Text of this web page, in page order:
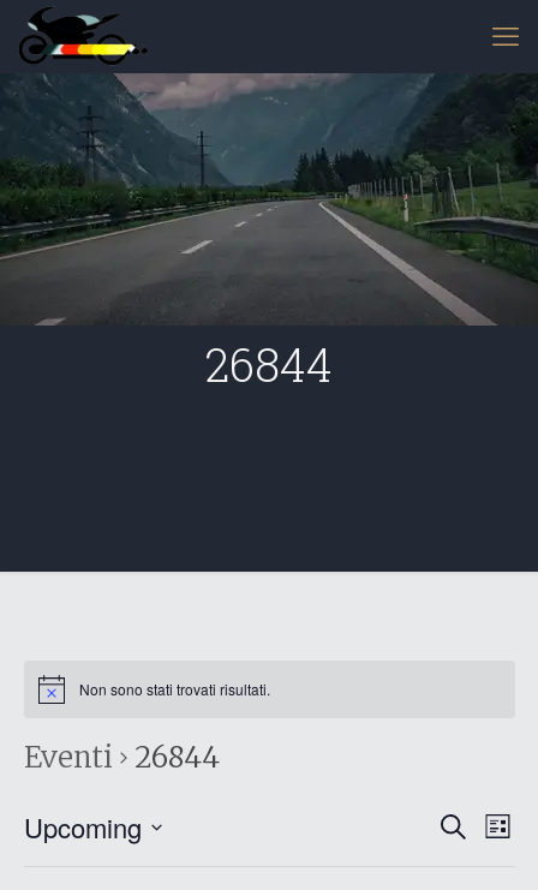
26844
Non sono stati trovati risultati.
Eventi 26844
Eventi
Cerca List
Upcoming